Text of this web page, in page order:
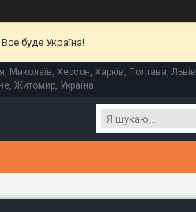
буде Україна!
Миколаїв, Херсон, Харків, Полтава,
Житомир, Україна